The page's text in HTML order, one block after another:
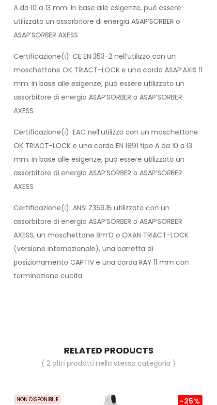
A da 10 a 13 mm. In base alle esigenze, può essere
utilizzato un assorbitore di energia ASAP’SORBER o
ASAP’SORBER AXESS
Certificazione(i): CE EN 353-2 nell’utilizzo con un
moschettone OK TRIACT-LOCK e una corda ASAP’AXIS 11
mm. In base alle esigenze, può essere utilizzato un
assorbitore di energia ASAP’SORBER o ASAP’SORBER
AXESS
Certificazione(i): EAC nell’utilizzo con un moschettone
OK TRIACT-LOCK e una corda EN 1891 tipo A da 10 a 13
mm. In base alle esigenze, può essere utilizzato un
assorbitore di energia ASAP’SORBER o ASAP’SORBER
AXESS
Certificazione(i): ANSI Z359.15 utilizzato con un
assorbitore di energia ASAP’SORBER o ASAP’SORBER
AXESS, un moschettone Bm’D o OXAN TRIACT-LOCK
(versione internazionale), una barretta di
posizionamento CAPTIV e una corda RAY 11 mm con
terminazione cucita
RELATED PRODUCTS
( 2 altri prodotti nella stessa categoria )
NON DISPONIBILE -25%